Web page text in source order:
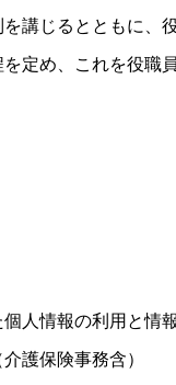
講じるとともに、
定め、これを役職
人情報の利用と情
護保険事務含）